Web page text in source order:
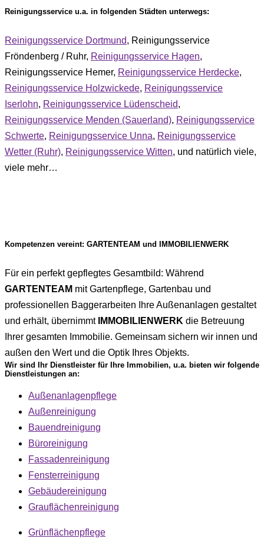
Reinigungsservice u.a. in folgenden Städten unterwegs:
Reinigungsservice Dortmund, Reinigungsservice
Fröndenberg / Ruhr, Reinigungsservice Hagen,
Reinigungsservice Hemer, Reinigungsservice Herdecke,
Reinigungsservice Holzwickede, Reinigungsservice
Iserlohn, Reinigungsservice Lüdenscheid,
Reinigungsservice Menden (Sauerland), Reinigungsservice
Schwerte, Reinigungsservice Unna, Reinigungsservice
Wetter (Ruhr), Reinigungsservice Witten, und natürlich viele,
viele mehr…
Kompetenzen vereint: GARTENTEAM und IMMOBILIENWERK
Für ein perfekt gepflegtes Gesamtbild: Während
GARTENTEAM mit Gartenpflege, Gartenbau und
professionellen Baggerarbeiten Ihre Außenanlagen gestaltet
und erhält, übernimmt IMMOBILIENWERK die Betreuung
Ihrer gesamten Immobilie. Gemeinsam sichern wir innen und
außen den Wert und die Optik Ihres Objekts.
Wir sind Ihr Dienstleister für Ihre Immobilien, u.a. bieten wir folgende
Dienstleistungen an:
Außenanlagenpflege
Außenreinigung
Bauendreinigung
Büroreinigung
Fassadenreinigung
Fensterreinigung
Gebäudereinigung
Grauflächenreinigung
Grünflächenpflege